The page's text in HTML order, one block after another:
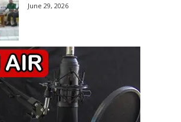
June 29, 2026